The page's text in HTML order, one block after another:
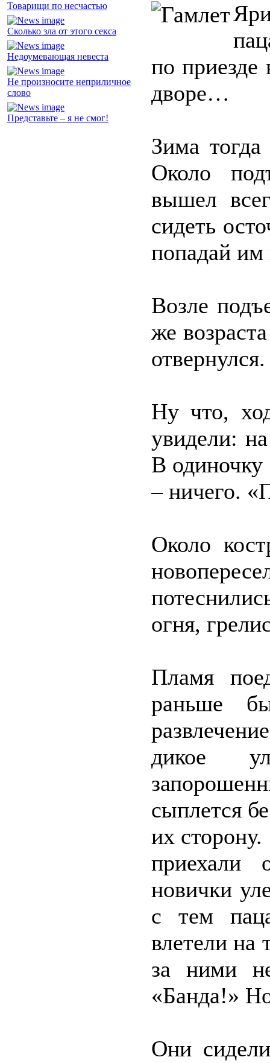
Товарищи по несчастью
Сколько зла от этого секса
Недоумевающая невеста
Не произносите неприличное
слово
Представьте – я не смог!
по
дворе…
Зима
Около
вышел
сидеть
попадай им
Возле
же
отвернулся.
Ну что,
увидели:
В одиночку
– ничего.
Около
огня,
Пламя
раньше
дикое
сыплется
их
новички
с тем
влетели на
за ними
«Банда!»
Они